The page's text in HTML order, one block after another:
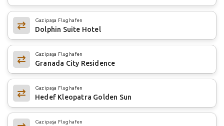
Gazipaşa Flughafen
Dolphin Suite Hotel
Gazipaşa Flughafen
Granada City Residence
Gazipaşa Flughafen
Hedef Kleopatra Golden Sun
Gazipaşa Flughafen